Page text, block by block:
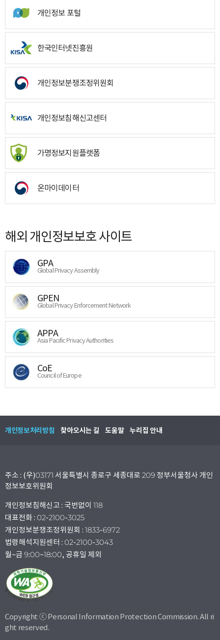
개인정보 포털
한국인터넷진흥원
개인정보분쟁조정위원회
개인정보침해신고센터
가명정보지원플랫폼
온마이데이터
해외 개인정보보호 사이트
GPA
Global Privacy Assembly
GPEN
Global Privacy Enforcement Network
APPA
Asia Pacific Privacy Authorities
CoE
Council of Europe
개인정보처리방침 찾아오시는 길 도움말 누리집 안내
주소 : (우)03171 서울특별시 종로구 세종대로 209 정부서울청사 개인
정보보호위원회
개인정보침해신고 : 국번없이 118
대표전화 : 02-2100-3025
개인정보분쟁조정위원회 : 1833-6972
법령해석지원센터 : 02-2100-3043
월~금 9:00~18:00, 공휴일 제외
Copyright ⓒ Personal Information Protection Commission. All ri
ght reserved.